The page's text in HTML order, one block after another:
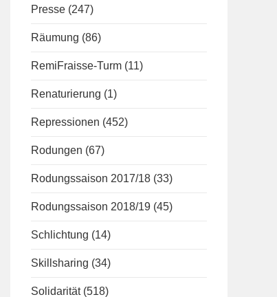
Presse (247)
Räumung (86)
RemiFraisse-Turm (11)
Renaturierung (1)
Repressionen (452)
Rodungen (67)
Rodungssaison 2017/18 (33)
Rodungssaison 2018/19 (45)
Schlichtung (14)
Skillsharing (34)
Solidarität (518)